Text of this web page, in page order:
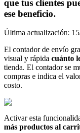
que tus clientes
ese beneficio.
Última actualización:
El contador de envío
visual y rápida cuánto
tienda. El contador se
compras e indica el
costo.
Activar esta
más productos al